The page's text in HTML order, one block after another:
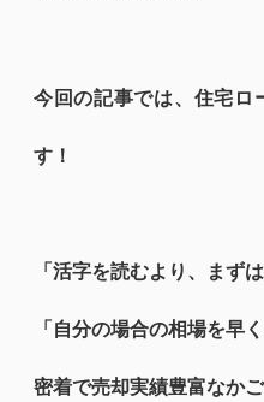
今回の記事では、住宅ロ
す！
「活字を読むより、まず
「自分の場合の相場を早
密着で売却実績豊富なか